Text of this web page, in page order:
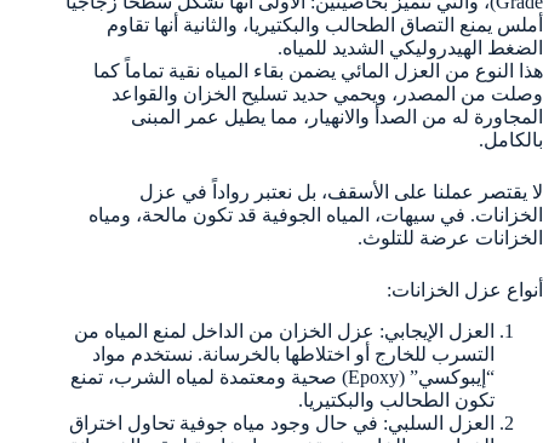
أملس يمنع التصاق الطحالب والبكتيريا، والثانية أنها تقاوم
الضغط الهيدروليكي الشديد للمياه.
هذا النوع من العزل المائي يضمن بقاء المياه نقية تماماً كما
وصلت من المصدر، ويحمي حديد تسليح الخزان والقواعد
المجاورة له من الصدأ والانهيار، مما يطيل عمر المبنى
بالكامل.
لا يقتصر عملنا على الأسقف، بل نعتبر رواداً في عزل
الخزانات. في سيهات، المياه الجوفية قد تكون مالحة، ومياه
الخزانات عرضة للتلوث.
أنواع عزل الخزانات:
العزل الإيجابي: عزل الخزان من الداخل لمنع المياه من
التسرب للخارج أو اختلاطها بالخرسانة. نستخدم مواد
“إيبوكسي” (Epoxy) صحية ومعتمدة لمياه الشرب، تمنع
تكون الطحالب والبكتيريا.
العزل السلبي: في حال وجود مياه جوفية تحاول اختراق